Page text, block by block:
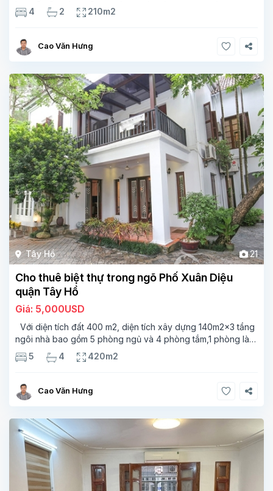
Hồ Tây,và công viên ngay trung tâm Tây Hồ, gần với hầu hết
các tiện ích
4 2 210m2
Cao Văn Hưng
Tây Hồ 21
Cho thuê biệt thự trong ngõ Phố Xuân Diệu
quận Tây Hồ
Giá: 5,000USD
Với diện tích đất 400 m2, diện tích xây dựng 140m2x3 tầng
ngôi nhà bao gồm 5 phòng ngủ và 4 phòng tắm,1 phòng làm
việc Ngôi nhà nằm trong khu vưc yên tính nhiều cây xanh an
ninh tốt rất
5 4 420m2
Cao Văn Hưng